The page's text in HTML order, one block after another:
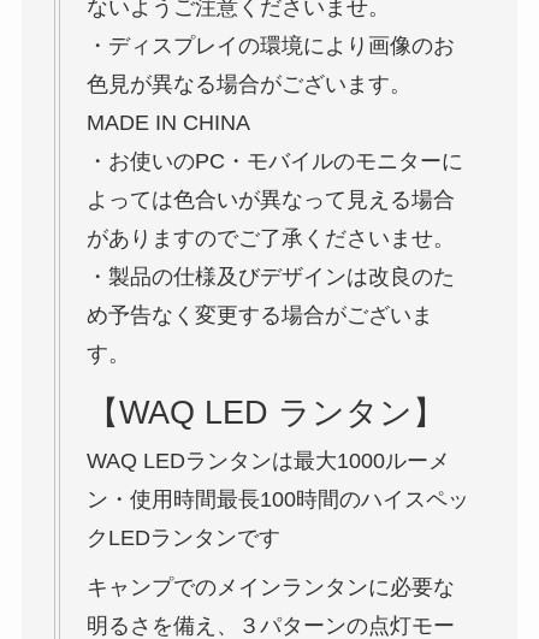
ないようご注意くださいませ。
・ディスプレイの環境により画像のお
色見が異なる場合がございます。
MADE IN CHINA
・お使いのPC・モバイルのモニターに
よっては色合いが異なって見える場合
がありますのでご了承くださいませ。
・製品の仕様及びデザインは改良のた
め予告なく変更する場合がございま
す。
【WAQ LED ランタン】
WAQ LEDランタンは最大1000ルーメ
ン・使用時間最長100時間のハイスペッ
クLEDランタンです
キャンプでのメインランタンに必要な
明るさを備え、３パターンの点灯モー